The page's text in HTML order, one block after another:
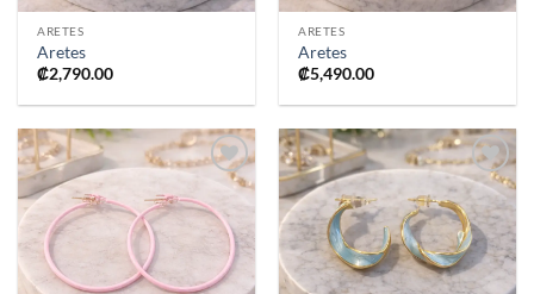
ARETES
Aretes
₡2,790.00
ARETES
Aretes
₡5,490.00
Añadir
a la
lista de
deseos
Añadir
lista de
deseos